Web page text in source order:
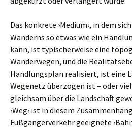
Das konkrete ›Medium‹, in dem
Wanderns so etwas wie ein
kann, ist typischerweise eine
Wanderwegen, und die
Handlungsplan realisiert, ist eine
Wegenetz überzogen ist – oder
gleichsam über die Landschaft
›Weg‹ ist in diesem
Fußgängerverkehr geeignete